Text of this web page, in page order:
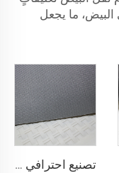
البيض، ما يجعل
تصنيع احترافي لأحزمة نقل لوجستية من مادة PVC من أجل فرز وتوزيع فعال في صناعات المطاعم